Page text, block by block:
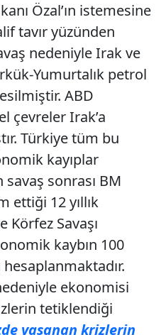
Özal’ın istemesine
tavır yüzünden
nedeniyle Irak ve
Yumurtalık petrol
ABD
çevreler Irak’a
Türkiye tüm bu
kayıplar
savaş sonrası BM
ettiği 12 yıllık
Körfez Savaşı
kaybın 100
ekonomisi
tetiklendiği
yaşanan krizlerin